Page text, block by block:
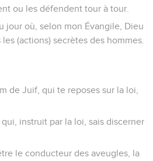
ou les défendent tour à tour.
jour où, selon mon Évangile, Dieu
(actions) secrètes des hommes.
de Juif, qui te reposes sur la loi,
instruit par la loi, sais discerner
le conducteur des aveugles, la